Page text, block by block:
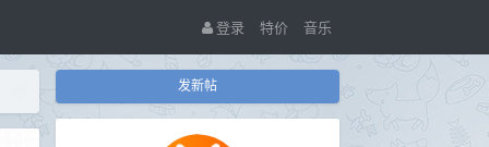
登录 特价 音乐
发新帖